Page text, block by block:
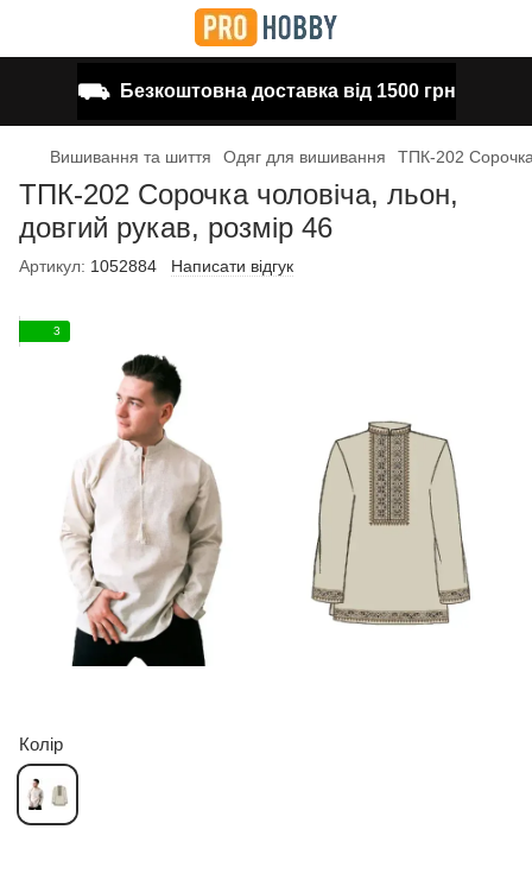
⛟ Безкоштовна доставка від 1500 грн
Вишивання та шиття Одяг для вишивання ТПК-202 Сорочка
ТПК-202 Сорочка чоловіча, льон,
довгий рукав, розмір 46
Артикул: 1052884 Написати відгук
3
Колір